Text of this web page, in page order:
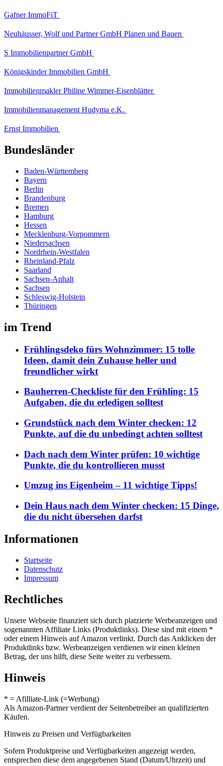
Gafner ImmoFiT
Neuhäusser, Wolf und Partner GmbH Planen und Bauen
S Immobilienpartner GmbH
Königskinder Immobilien GmbH
Immobilienmakler Philine Wimmer-Eisenblätter
Immobilienmanagement Hudyma e.K.
Ernst Immobilien
Bundesländer
Baden-Württemberg
Bayern
Berlin
Brandenburg
Bremen
Hamburg
Hessen
Mecklenburg-Vorpommern
Niedersachsen
Nordrhein-Westfalen
Rheinland-Pfalz
Saarland
Sachsen-Anhalt
Sachsen
Schleswig-Holstein
Thüringen
im Trend
Frühlingsdeko fürs Wohnzimmer: 15 tolle
Ideen, damit dein Zuhause heller und
freundlicher wirkt
Bauherren-Checkliste für den Frühling: 15
Aufgaben, die du erledigen solltest
Grundstück nach dem Winter checken: 12
Punkte, auf die du unbedingt achten solltest
Dach nach dem Winter prüfen: 10 wichtige
Punkte, die du kontrollieren musst
Umzug ins Eigenheim – 11 wichtige Tipps!
Dein Haus nach dem Winter checken: 15 Dinge,
die du nicht übersehen darfst
Informationen
Startseite
Datenschutz
Impressum
Rechtliches
Unsere Webseite finanziert sich durch platzierte Werbeanzeigen und
sogenannten Affiliate Links (Produktlinks). Diese sind mit einem *
oder einem Hinweis auf Amazon verlinkt. Durch das Anklicken der
Produktlinks bzw. Werbeanzeigen verdienen wir einen kleinen
Betrag, der uns hilft, diese Seite weiter zu verbessern.
Hinweis
* = Afilliate-Link (=Werbung)
Als Amazon-Partner verdient der Seitenbetreiber an qualifizierten
Käufen.
Hinweis zu Preisen und Verfügbarkeiten
Sofern Produktpreise und Verfügbarkeiten angezeigt werden,
entsprechen diese dem angegebenen Stand (Datum/Uhrzeit) und